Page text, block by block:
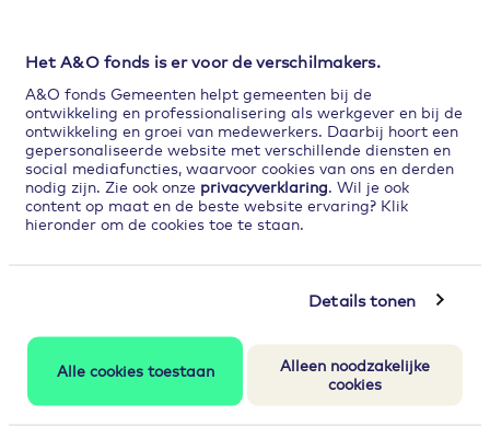
Het A&O fonds is er voor de verschilmakers.
A&O fonds Gemeenten helpt gemeenten bij de
ontwikkeling en professionalisering als werkgever en bij de
ontwikkeling en groei van medewerkers. Daarbij hoort een
gepersonaliseerde website met verschillende diensten en
social mediafuncties, waarvoor cookies van ons en derden
nodig zijn. Zie ook onze privacyverklaring . Wil je ook
content op maat en de beste website ervaring? Klik
hieronder om de cookies toe te staan.
Details tonen
Alle cookies toestaan
Alleen noodzakelijke
cookies
de herindeling een feit”, aldus Johan. Per die
datum is Johan gemeentesecretaris en
algemeen directeur van de nieuwe gemeente
die vijf gemeenten en 33 kernen omvat. De
naamLand van Cuijkkwam naar voren uit een
historicus een mooie naam voor dit gebied